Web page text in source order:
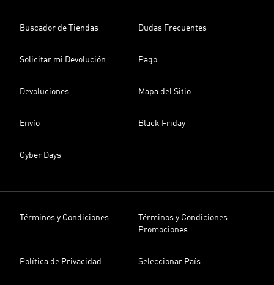
Buscador de Tiendas Dudas Frecuentes
Solicitar mi Devolución Pago
Devoluciones Mapa del Sitio
Envío Black Friday
Cyber Days
Términos y Condiciones
Términos y Condiciones
Promociones
Política de Privacidad Seleccionar País